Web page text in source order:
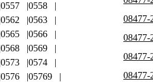
08477-
08477-
08477-
08477-
0557
0558
0562
0563
0565
0566
0568
0569
0573
0574
0576
05769